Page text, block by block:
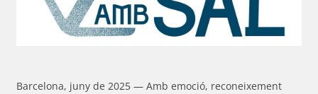
Barcelona, juny de 2025 — Amb emoció, reconeixement